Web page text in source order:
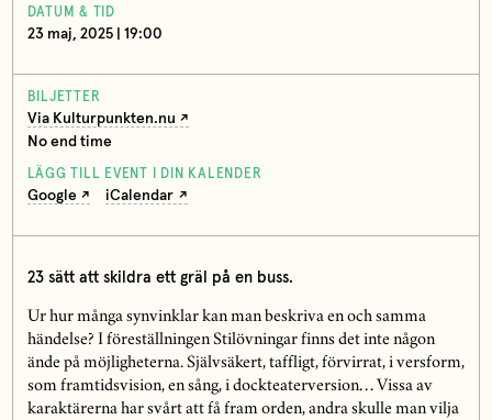
DATUM & TID
23 maj, 2025 | 19:00
BILJETTER
Via Kulturpunkten.nu
No end time
LÄGG TILL EVENT I DIN KALENDER
Google iCalendar
23 sätt att skildra ett gräl på en buss.
Ur hur många synvinklar kan man beskriva en och samma
händelse? I föreställningen Stilövningar finns det inte någon
ände på möjligheterna. Självsäkert, taffligt, förvirrat, i versform,
som framtidsvision, en sång, i dockteaterversion… Vissa av
karaktärerna har svårt att få fram orden, andra skulle man vilja